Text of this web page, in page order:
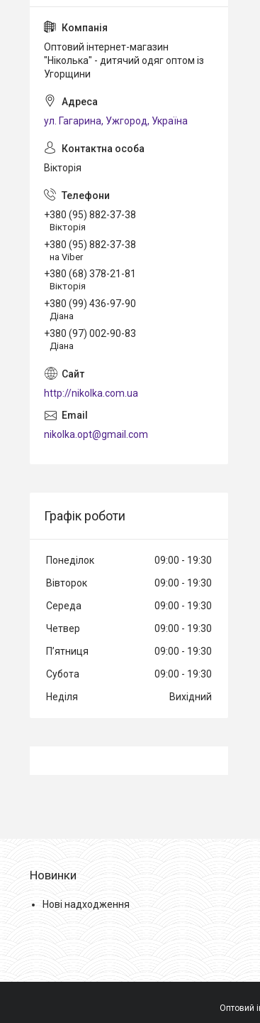
Оптовий інтернет-магазин
"Ніколька" - дитячий одяг оптом із
Угорщини
ул. Гагарина, Ужгород, Україна
Вікторія
+380 (95) 882-37-38
Вікторія
+380 (95) 882-37-38
на Viber
+380 (68) 378-21-81
Вікторія
+380 (99) 436-97-90
Діана
+380 (97) 002-90-83
Діана
http://nikolka.com.ua
nikolka.opt@gmail.com
Графік роботи
Понеділок 09:00
19:30
Вівторок
09:00
19:30
Середа
09:00
19:30
Четвер
09:00
19:30
Пʼятниця
09:00
19:30
Субота
09:00
19:30
Неділя
Вихідний
Новинки
Нові надходження